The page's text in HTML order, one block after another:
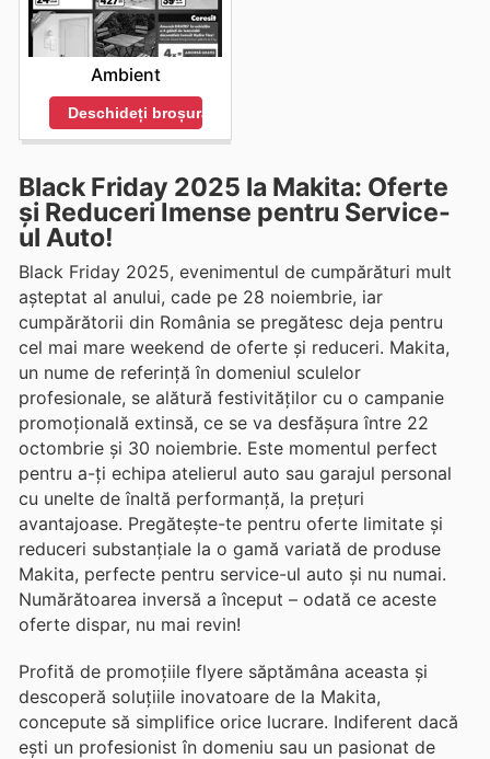
Ambient
Deschideți broșura
Black Friday 2025 la Makita: Oferte
și Reduceri Imense pentru Service-
ul Auto!
Black Friday 2025, evenimentul de cumpărături mult
așteptat al anului, cade pe 28 noiembrie, iar
cumpărătorii din România se pregătesc deja pentru
cel mai mare weekend de oferte și reduceri. Makita,
un nume de referință în domeniul sculelor
profesionale, se alătură festivităților cu o campanie
promoțională extinsă, ce se va desfășura între 22
octombrie și 30 noiembrie. Este momentul perfect
pentru a-ți echipa atelierul auto sau garajul personal
cu unelte de înaltă performanță, la prețuri
avantajoase. Pregătește-te pentru oferte limitate și
reduceri substanțiale la o gamă variată de produse
Makita, perfecte pentru service-ul auto și nu numai.
Numărătoarea inversă a început – odată ce aceste
oferte dispar, nu mai revin!
Profită de promoțiile flyere săptămâna aceasta și
descoperă soluțiile inovatoare de la Makita,
concepute să simplifice orice lucrare. Indiferent dacă
ești un profesionist în domeniu sau un pasionat de